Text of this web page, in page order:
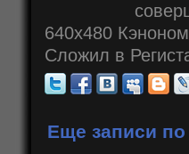
640х480
Сложил в
Еще записи